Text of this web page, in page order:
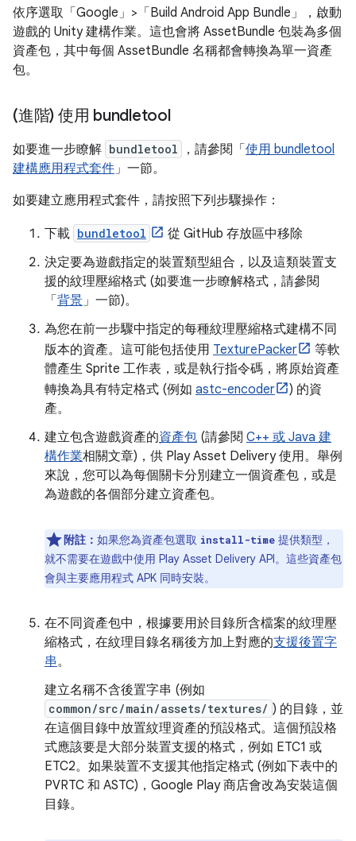
依序選取「Google」>「Build Android App Bundle」
，啟動
遊戲的 Unity 建構作業。這也會將 AssetBundle 包裝為多個
資產包，其中每個 AssetBundle 名稱都會轉換為單一資產
包。
(進階) 使用 bundletool
如要進一步瞭解 bundletool ，請參閱「使用 bundletool
建構應用程式套件 」一節。
如要建立應用程式套件，請按照下列步驟操作：
下載 bundletool
從 GitHub 存放區中移除
決定要為遊戲指定的裝置類型組合，以及這類裝置支
援的紋理壓縮格式 (如要進一步瞭解格式，請參閱
「背景 」一節)。
為您在前一步驟中指定的每種紋理壓縮格式建構不同
版本的資產。這可能包括使用 TexturePacker
等軟
體產生 Sprite 工作表，或是執行指令碼，將原始資產
轉換為具有特定格式 (例如 astc-encoder
) 的資
產。
建立包含遊戲資產的資產包 (請參閱 C++ 或 Java 建
構作業相關文章)，供 Play Asset Delivery 使用。舉例
來說，您可以為每個關卡分別建立一個資產包，或是
為遊戲的各個部分建立資產包。
附註： 如果您為資產包選取 install-time 提供類型，
就不需要在遊戲中使用 Play Asset Delivery API。這些資產包
會與主要應用程式 APK 同時安裝。
在不同資產包中，根據要用於目錄所含檔案的紋理壓
縮格式，在紋理目錄名稱後方加上對應的支援後置字
串。
建立名稱不含後置字串 (例如
common/src/main/assets/textures/ ) 的目錄，並
在這個目錄中放置紋理資產的預設格式。這個預設格
式應該要是大部分裝置支援的格式，例如 ETC1 或
ETC2。如果裝置不支援其他指定格式 (例如下表中的
PVRTC 和 ASTC)，Google Play 商店會改為安裝這個
目錄。